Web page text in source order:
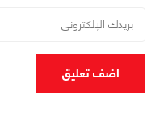
اضف تعليق